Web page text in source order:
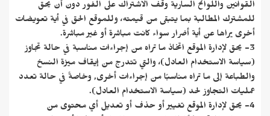
القوانين واللوائح السارية وقف الاشتراك على الفور دون أن يحق
للمشترك المطالبة بما يتبقى من قيمته، وللموقع الحق في أية تعويضات
أخرى يراها عن أية أضرار سواء كانت مباشرة أو غير مباشرة.
3- يحق لإدارة الموقع اتخاذ ما تراه من إجراءات مناسبة في حالة تجاوز
(سياسة الاستخدام العادل)، والتي تتدرج من إيقاف ميزة النسخ
والطباعة إلى ما تراه مناسبًا من إجراءات أخرى, وخاصةً في حالة تعدد
عمليات التجاوز لحد (سياسة الاستخدام العادل).
4- يحق لإدارة الموقع تغيير أو حذف أو تعديل أي محتوى من